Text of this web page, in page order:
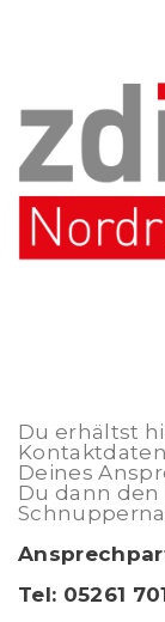
Skip
to
content
GMBH
Du erhältst
Deines
Du dann
Tel: 05261